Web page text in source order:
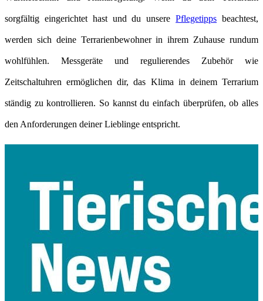
sorgfältig eingerichtet hast und du unserePflegetipps beachtest,
werden sich deine Terrarienbewohner in ihrem Zuhause rundum
wohlfühlen. Messgeräte und regulierendes Zubehör wie
Zeitschaltuhren ermöglichen dir, das Klima in deinem Terrarium
ständig zu kontrollieren. So kannst du einfach überprüfen, ob alles
den Anforderungen deiner Lieblinge entspricht.